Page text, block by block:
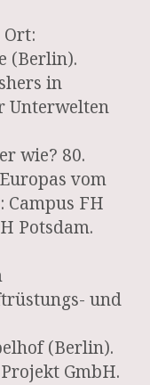
(Berlin).
in
Unterwelten
wie? 80.
vom
Campus FH
Potsdam.
und
(Berlin).
GmbH.